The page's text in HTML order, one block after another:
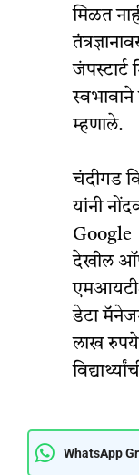
मिळत
जंपस्टार्ट
म्हणाले.
चंदीगड
यांनी
Google
देखील
एमआयटी-
डेटा
लाख रुपये
WhatsApp